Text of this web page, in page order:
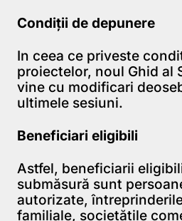
Condiții de depunere
In ceea ce priveste
proiectelor, noul Ghid al
vine cu modificari
ultimele sesiuni.
Beneficiari eligibili
Astfel, beneficiarii
submăsură sunt
autorizate,
familiale, societățile